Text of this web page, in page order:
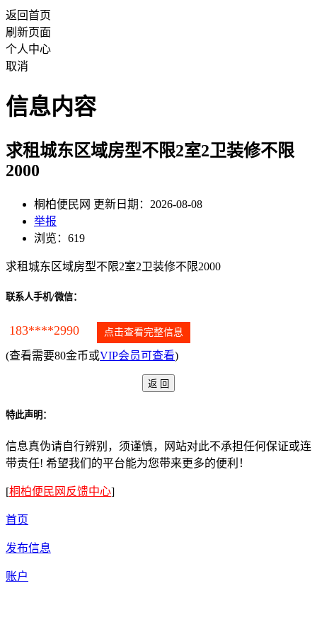
返回首页
刷新页面
个人中心
取消
信息内容
求租城东区域房型不限2室2卫装修不限
2000
桐柏便民网 更新日期：2026-08-08
举报
浏览：619
求租城东区域房型不限2室2卫装修不限2000
联系人手机/微信：
183****2990 点击查看完整信息
(查看需要80金币或VIP会员可查看)
特此声明：
信息真伪请自行辨别，须谨慎，网站对此不承担任何保证或连
带责任! 希望我们的平台能为您带来更多的便利！
[桐柏便民网反馈中心]
首页
发布信息
账户